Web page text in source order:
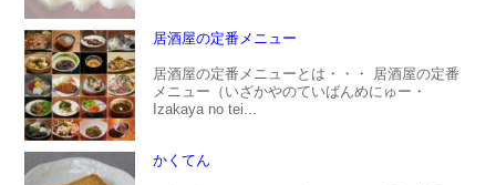
居酒屋の定番メニュー
居酒屋の定番メニューとは・・・ 居酒屋の定番
メニュー（いざかやのていばんめにゅー・
Izakaya no tei...
かくてん